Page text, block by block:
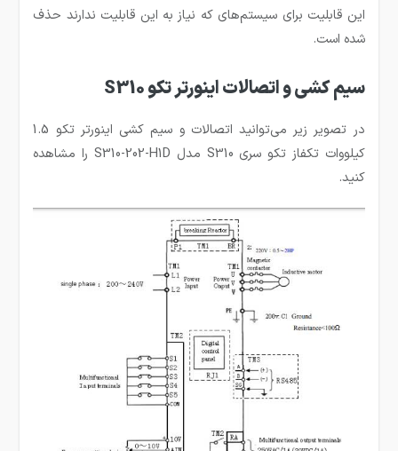
این قابلیت برای سیستم‌های که نیاز به این قابلیت ندارند حذف
شده است.
سیم کشی و اتصالات اینورتر تکو S310
در تصویر زیر می‌توانید اتصالات و سیم کشی اینورتر تکو 1.5
کیلووات تکفاز تکو سری S310 مدل S310-202-H1D را مشاهده
کنید.